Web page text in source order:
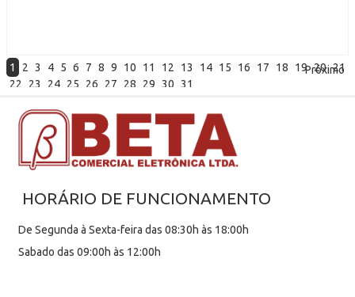
Próximo
1 2 3 4 5 6 7 8 9 10 11 12 13 14 15 16 17 18 19 20 21
22
23 24 25 26 27 28 29 30 31
HORÁRIO DE FUNCIONAMENTO
De Segunda à Sexta-feira das 08:30h às 18:00h
Sabado das 09:00h às 12:00h